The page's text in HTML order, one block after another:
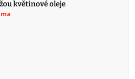
květinové oleje